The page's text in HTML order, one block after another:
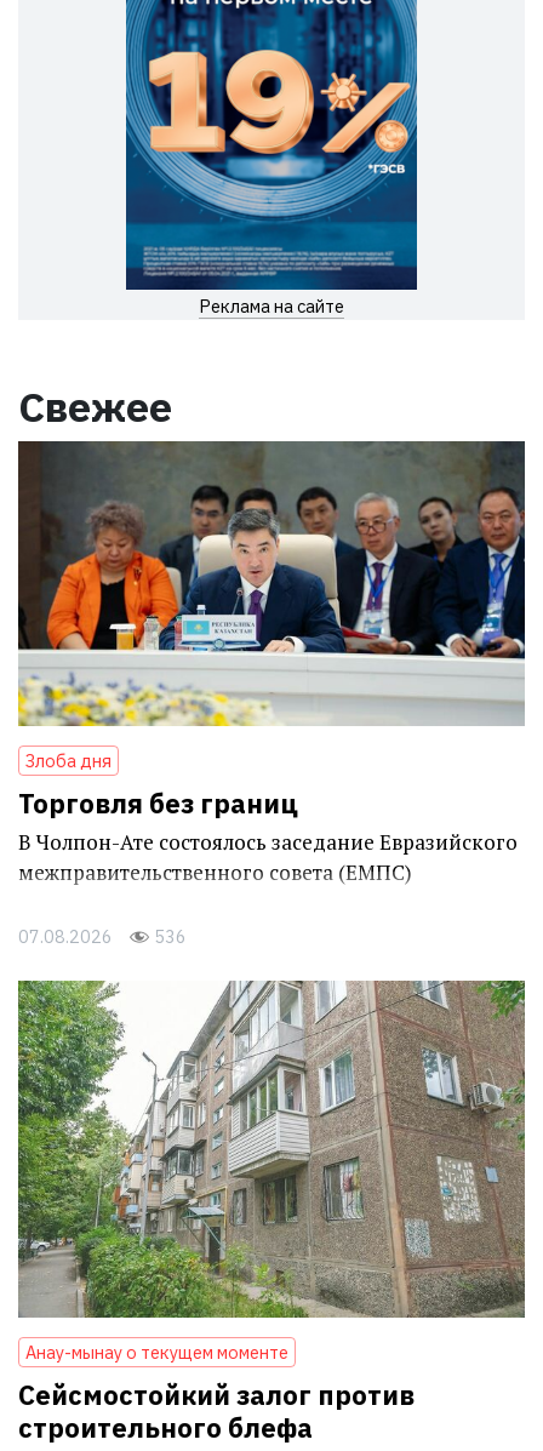
Реклама на сайте
Свежее
Злоба дня
Торговля без границ
В Чолпон-Ате состоялось заседание Евразийского
межправительственного совета (ЕМПС)
07.08.2026 536
Анау-мынау о текущем моменте
Сейсмостойкий залог против
строительного блефа